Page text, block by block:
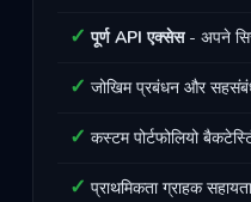
पूर्ण API एक्सेस- अपने
जोखिम प्रबंधन और
कस्टम पोर्टफोलियो
प्राथमिकता ग्राहक सहायता